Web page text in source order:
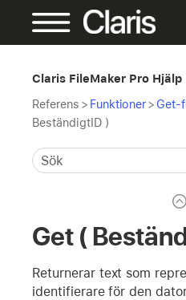
Claris FileMaker Pro Hjälp
Referens > Funktioner> Get-
BeständigtID )
Get (
Returnerar text som
identifierare för den